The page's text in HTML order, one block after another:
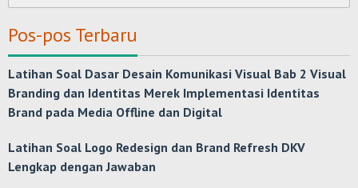
untuk:
Pos-pos Terbaru
Latihan Soal Dasar Desain Komunikasi Visual Bab 2 Visual
Branding dan Identitas Merek Implementasi Identitas
Brand pada Media Offline dan Digital
Latihan Soal Logo Redesign dan Brand Refresh DKV
Lengkap dengan Jawaban